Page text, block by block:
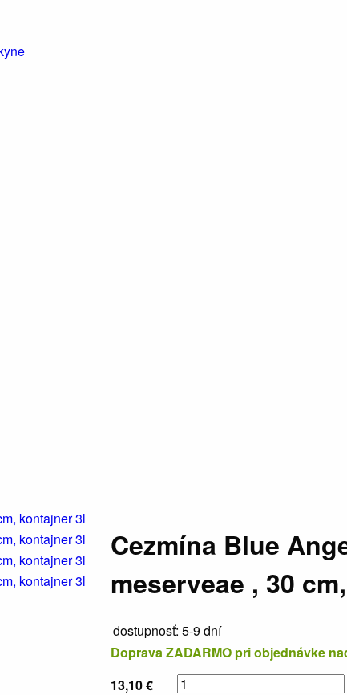
Cezmína Blue
meserveae , 30
dostupnosť: 5-9 dní
Doprava ZADARMO pri objednávke
13,10 €